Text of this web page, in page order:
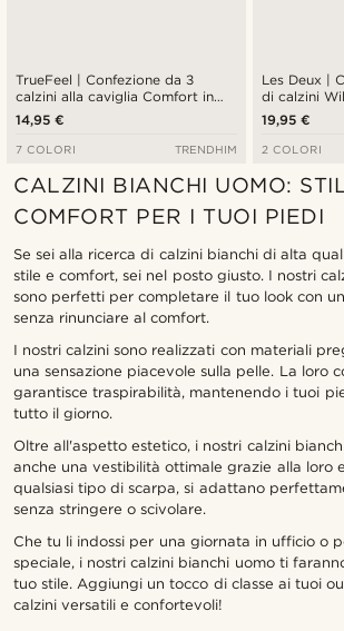
TrueFeel | Confezione da 3
calzini alla caviglia Comfort in
bambù bianchi
14,95 €
7 COLORI TRENDHIM
Les Deux |
di calzini
blu navy
19,95 €
2 COLORI
CALZINI BIANCHI UOMO:
COMFORT PER I TUOI PIEDI
Se sei alla ricerca di calzini bianchi di alta
stile e comfort, sei nel posto giusto. I nostri
sono perfetti per completare il tuo look con
senza rinunciare al comfort.
I nostri calzini sono realizzati con materiali
una sensazione piacevole sulla pelle. La loro
garantisce traspirabilità, mantenendo i tuoi
tutto il giorno.
Oltre all'aspetto estetico, i nostri calzini
anche una vestibilità ottimale grazie alla loro
qualsiasi tipo di scarpa, si adattano
senza stringere o scivolare.
Che tu li indossi per una giornata in ufficio o
speciale, i nostri calzini bianchi uomo ti
tuo stile. Aggiungi un tocco di classe ai tuoi
calzini versatili e confortevoli!